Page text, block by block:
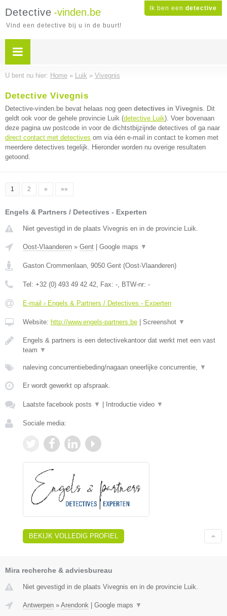
Ik ben een detective
Detective -vinden.be
Vind een detective bij u in de buurt!
U bent nu hier: Home » Luik » Vivegnis
Detective Vivegnis
Detective-vinden.be bevat helaas nog geen detectives in Vivegnis. Dit
geldt ook voor de gehele provincie Luik (detective Luik). Voer bovenaan
deze pagina uw postcode in voor de dichtstbijzijnde detectives of ga naar
direct contact met detectives om via één e-mail in contact te komen met
meerdere detectives tegelijk. Hieronder worden nu overige resultaten
getoond.
1 2 » »»
Engels & Partners / Detectives - Experten
Niet gevestigd in de plaats Vivegnis en in de provincie Luik.
Oost-Vlaanderen » Gent Google maps ▼
Gaston Crommenlaan, 9050 Gent (Oost-Vlaanderen)
Tel: +32 (0) 493 49 42 42, Fax: -, BTW-nr: -
E-mail › Engels & Partners / Detectives - Experten
Website: http://www.engels-partners.be Screenshot ▼
Engels & partners is een detectivekantoor dat werkt met een vast
team ▼
naleving concurrentiebeding/nagaan oneerlijke concurrentie, ▼
Er wordt gewerkt op afspraak.
Laatste facebook posts ▼ Introductie video ▼
Sociale media:
BEKIJK VOLLEDIG PROFIEL
Mira recherche & adviesbureau
Niet gevestigd in de plaats Vivegnis en in de provincie Luik.
Antwerpen » Arendonk Google maps ▼